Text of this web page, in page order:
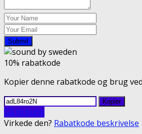
Submit
10% rabatkode
Kopier denne rabatkode og brug
Kopier
Gå til butik
Virkede den? Rabatkode beskrivelse